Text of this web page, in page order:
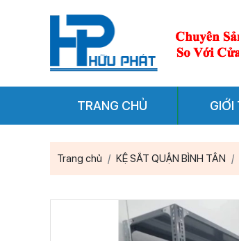
TRANG CHỦ GIỚI
Trang chủ KỆ SẮT QUẬN BÌNH TÂN